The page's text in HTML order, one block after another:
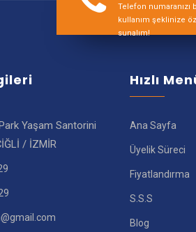
Telefon numaranızı
kullanım şeklinize
sunalım!
Yaşam Santorini
/ İZMİR
Hızlı
Ana Sayfa
Üyelik Süreci
Fiyatlandırma
S.S.S
Blog